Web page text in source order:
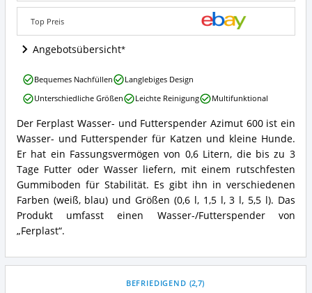
ist
dieser
für
Katzen
erhältlich?
Top Preis
Angebotsübersicht
Ferplast
Wasser-
und
Futterspender
Azimut
600
Zusammenfassung:
Was
bietet
Futterautomat
für
Der Ferplast Wasser- und Futterspender Azimut 600 ist ein
Wasser- und Futterspender für Katzen und kleine Hunde.
Er hat ein Fassungsvermögen von 0,6 Litern, die bis zu 3
Tage Futter oder Wasser liefern, mit einem rutschfesten
Gummiboden für Stabilität. Es gibt ihn in verschiedenen
Farben (weiß, blau) und Größen (0,6 l, 1,5 l, 3 l, 5,5 l). Das
Produkt umfasst einen Wasser-/Futterspender von
„Ferplast“.
Ferplast
Wasser-
und
Azimut
600
Vorteile:
Was
spricht
für
diesen
Futterautomat
für
Katzen?
Bequemes Nachfüllen
Langlebiges Design
Unterschiedliche Größen
Leichte Reinigung Multifunktional
BEFRIEDIGEND (2,7)